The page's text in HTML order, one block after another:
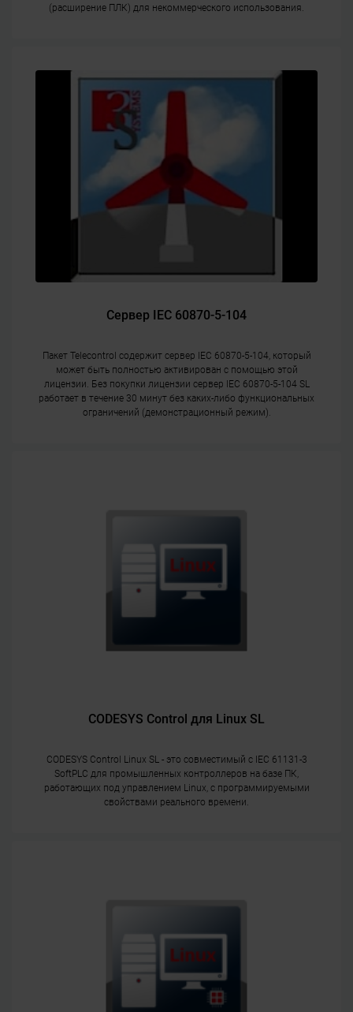
(расширение ПЛК) для некоммерческого использования.
Сервер IEC 60870-5-104
Пакет Telecontrol содержит сервер IEC 60870-5-104, который
может быть полностью активирован с помощью этой
лицензии. Без покупки лицензии сервер IEC 60870-5-104 SL
работает в течение 30 минут без каких-либо функциональных
ограничений (демонстрационный режим).
CODESYS Control для Linux SL
CODESYS Control Linux SL - это совместимый с IEC 61131-3
SoftPLC для промышленных контроллеров на базе ПК,
работающих под управлением Linux, с программируемыми
свойствами реального времени.